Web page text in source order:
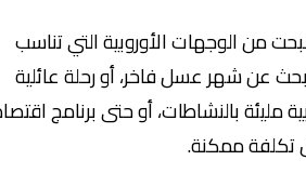
الوجهات الأوروبية التي تناسب
شهر عسل فاخر، أو رحلة عائلية
بالنشاطات، أو حتى برنامج اقتصادي
ممكنة.